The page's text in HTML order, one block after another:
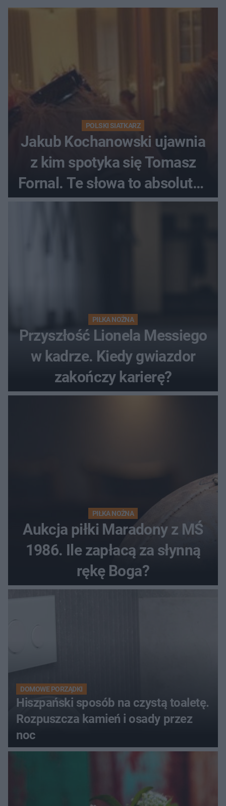
POLSKI SIATKARZ
Jakub Kochanowski ujawnia
z kim spotyka się Tomasz
Fornal. Te słowa to absolutny
hit
PIŁKA NOŻNA
Przyszłość Lionela Messiego
w kadrze. Kiedy gwiazdor
zakończy karierę?
PIŁKA NOŻNA
Aukcja piłki Maradony z MŚ
1986. Ile zapłacą za słynną
rękę Boga?
DOMOWE PORZĄDKI
Hiszpański sposób na czystą toaletę.
Rozpuszcza kamień i osady przez
noc